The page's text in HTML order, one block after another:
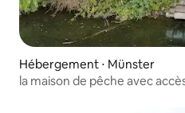
Hébergement ⋅ Münster
la maison de pêche avec